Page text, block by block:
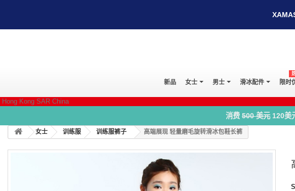
新品 女士 男士 滑冰配件 限时
Hong Kong SAR China
消费 500 美元120美
女士 训练服 训练服裤子 高端展现 轻量磨毛旋转滑冰包鞋长裤